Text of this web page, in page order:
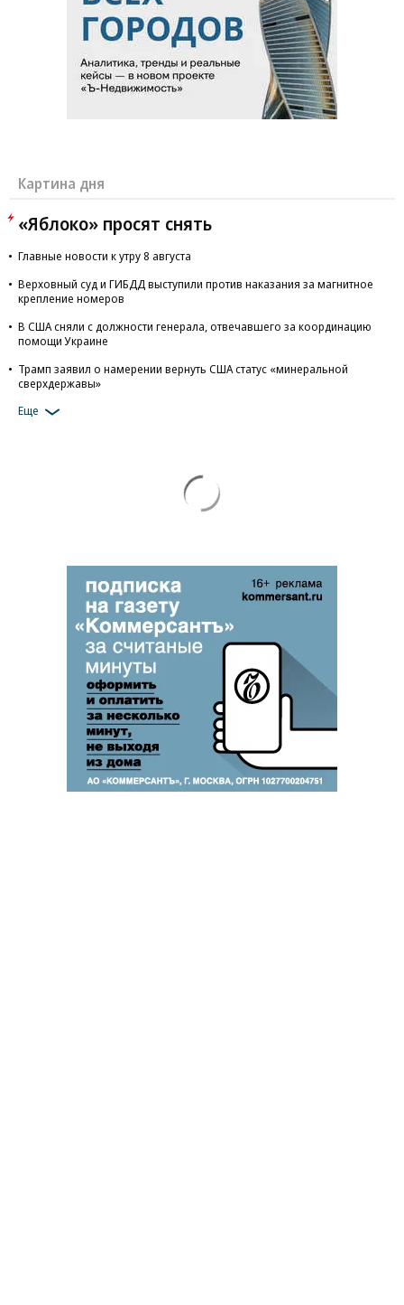
Картина дня
«Яблоко» просят снять
Главные новости к утру 8 августа
Верховный суд и ГИБДД выступили против наказания за магнитное
крепление номеров
В США сняли с должности генерала, отвечавшего за координацию
помощи Украине
Трамп заявил о намерении вернуть США статус «минеральной
сверхдержавы»
Еще